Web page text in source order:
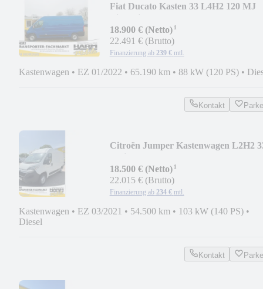
Fiat Ducato Kasten 33 L4H2 120 MJ
18.900 € (Netto)¹
22.491 € (Brutto)
Finanzierung ab 239 € mtl.
Kastenwagen • EZ 01/2022 • 65.190 km • 88 kW (120 PS) •
Kontakt
Citroën Jumper Kastenwagen L2H2
18.500 € (Netto)¹
22.015 € (Brutto)
Finanzierung ab 234 € mtl.
Kastenwagen • EZ 03/2021 • 54.500 km • 103 kW (140 PS) •
Diesel
Kontakt